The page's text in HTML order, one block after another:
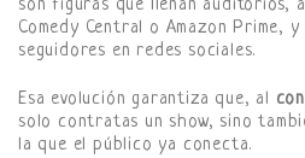
son figuras que llenan auditorios,
Comedy Central o Amazon Prime,
seguidores en redes sociales.
Esa evolución garantiza que, al
solo contratas un show, sino
la que el público ya conecta.